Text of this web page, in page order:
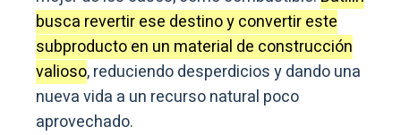
busca revertir ese destino y convertir este
subproducto en un material de construcción
valioso, reduciendo desperdicios y dando una
nueva vida a un recurso natural poco
aprovechado.